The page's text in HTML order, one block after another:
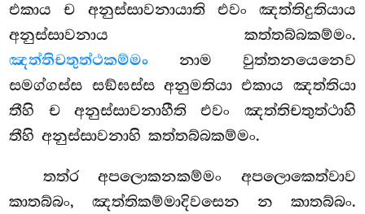
එකාය ච අනුස්සාවනායාති එවං ඤත්තිදුතියාය
අනුස්සාවනාය කත්තබ්බකම්මං.
ඤත්තිචතුත්ථකම්මං නාම වුත්තනයෙනෙව
සමග්ගස්ස සඞ්ඝස්ස අනුමතියා එකාය ඤත්තියා
තීහි ච අනුස්සාවනාහීති එවං ඤත්තිචතුත්ථාහි
තීහි අනුස්සාවනාහි කත්තබ්බකම්මං.
තත්රඅපලොකනකම්මං අපලොකෙත්වාව
කාතබ්බං, ඤත්තිකම්මාදිවසෙන න කාතබ්බං.